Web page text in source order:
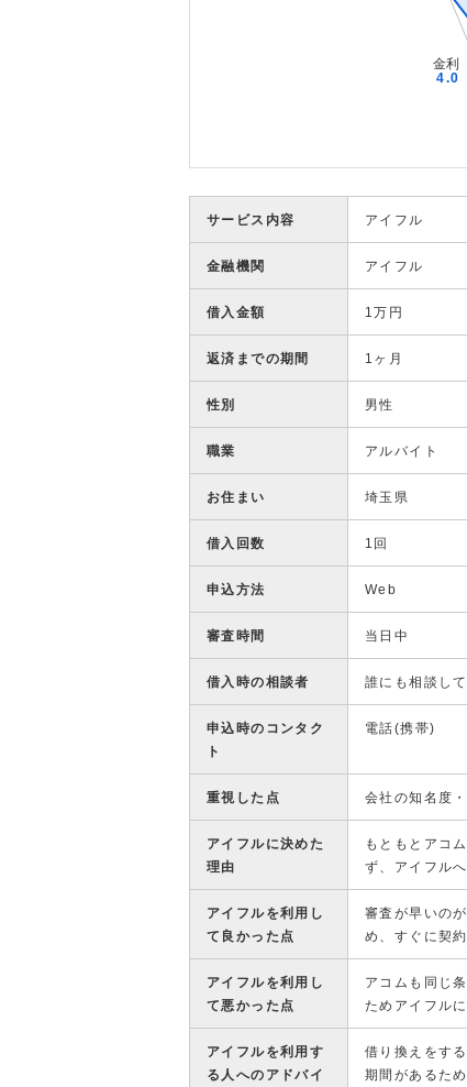
サービス内容 アイフル
金融機関 アイフル
借入金額 1万円
返済までの期間 1ヶ月
性別 男性
職業 アルバイト
お住まい 埼玉県
借入回数 1回
申込方法 Web
審査時間 当日中
借入時の相談者 誰にも相談し
申込時のコンタク
ト
電話(携帯)
重視した点 会社の知名度
アイフルに決めた
理由
もともとアコ
ず、アイフル
アイフルを利用し
て良かった点
審査が早いの
め、すぐに契
アイフルを利用し
て悪かった点
アコムも同じ
ためアイフル
アイフルを利用す
る人へのアドバイ
借り換えをす
期間があるた